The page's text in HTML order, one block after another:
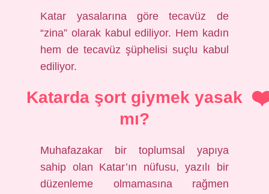
Katar yasalarına göre tecavüz de
“zina” olarak kabul ediliyor. Hem kadın
hem de tecavüz şüphelisi suçlu kabul
ediliyor.
Katarda şort giymek yasak
mı?
Muhafazakar bir toplumsal yapıya
sahip olan Katar’ın nüfusu, yazılı bir
düzenleme olmamasına rağmen